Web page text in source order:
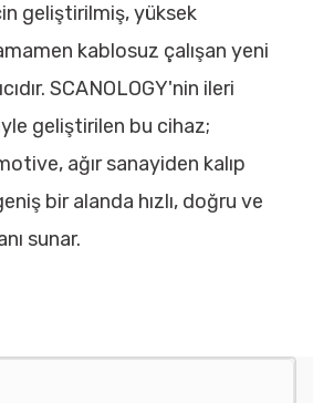
geliştirilmiş, yüksek
kablosuz çalışan yeni
SCANOLOGY'nin ileri
geliştirilen bu cihaz;
ağır sanayiden kalıp
bir alanda hızlı, doğru ve
sunar.